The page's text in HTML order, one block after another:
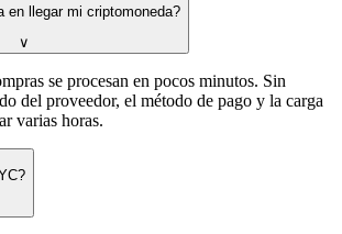
en llegar mi criptomoneda?
∨
se procesan en pocos minutos. Sin
del proveedor, el método de pago y la carga
varias horas.